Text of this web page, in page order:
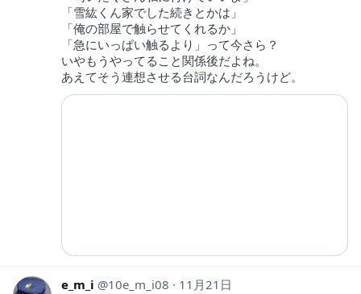
「雪紘くん家でした続きとかは」
「俺の部屋で触らせてくれるか」
「急にいっぱい触るより」って今さら？
いやもうやってること関係後だよね。
あえてそう連想させる台詞なんだろうけど。
e_m_i 10e_m_i08
11月21日